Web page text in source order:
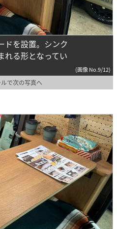
ドを設置。シンク
れる形となってい
(画像 No.9/12)
で次の写真へ